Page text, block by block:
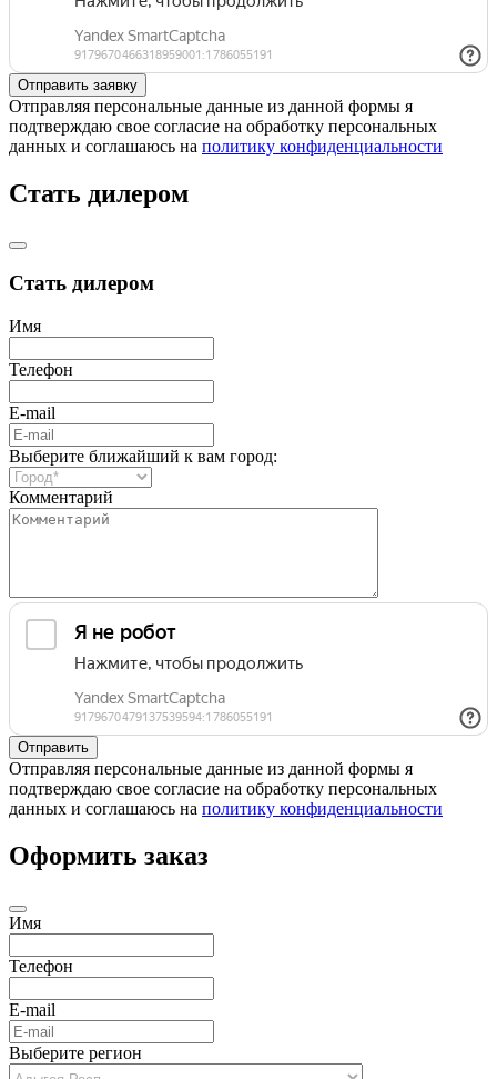
Отправляя персональные данные из данной формы я
подтверждаю свое согласие на обработку персональных
данных и соглашаюсь на политику конфиденциальности
Стать дилером
Стать дилером
Имя
Телефон
E-mail
Выберите ближайший к вам город:
Комментарий
Отправляя персональные данные из данной формы я
подтверждаю свое согласие на обработку персональных
данных и соглашаюсь на политику конфиденциальности
Оформить заказ
Имя
Телефон
E-mail
Выберите регион